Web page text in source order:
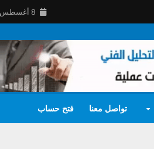
8 أغسطس، 2026
تواصل معنا فتح حساب